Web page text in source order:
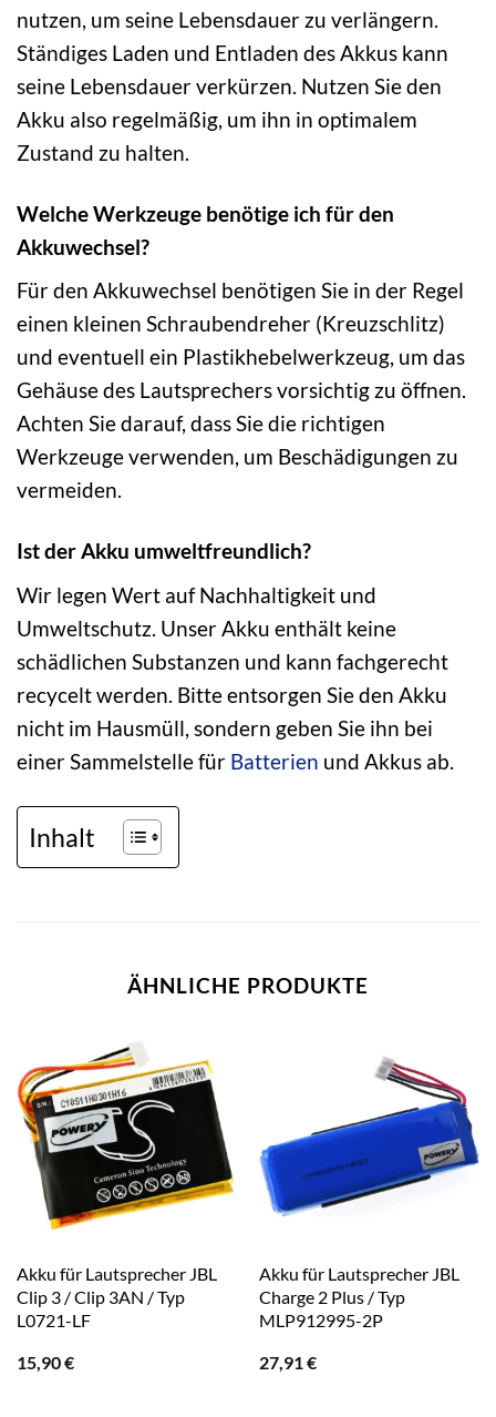
nutzen, um seine Lebensdauer zu verlängern.
Ständiges Laden und Entladen des Akkus kann
seine Lebensdauer verkürzen. Nutzen Sie den
Akku also regelmäßig, um ihn in optimalem
Zustand zu halten.
Welche Werkzeuge benötige ich für den
Akkuwechsel?
Für den Akkuwechsel benötigen Sie in der Regel
einen kleinen Schraubendreher (Kreuzschlitz)
und eventuell ein Plastikhebelwerkzeug, um das
Gehäuse des Lautsprechers vorsichtig zu öffnen.
Achten Sie darauf, dass Sie die richtigen
Werkzeuge verwenden, um Beschädigungen zu
vermeiden.
Ist der Akku umweltfreundlich?
Wir legen Wert auf Nachhaltigkeit und
Umweltschutz. Unser Akku enthält keine
schädlichen Substanzen und kann fachgerecht
recycelt werden. Bitte entsorgen Sie den Akku
nicht im Hausmüll, sondern geben Sie ihn bei
einer Sammelstelle für Batterien und Akkus ab.
Inhalt
ÄHNLICHE PRODUKTE
Akku für Lautsprecher JBL
Clip 3 / Clip 3AN / Typ
L0721-LF
15,90€
Akku für Lautsprecher JBL
Charge 2 Plus / Typ
MLP912995-2P
27,91€